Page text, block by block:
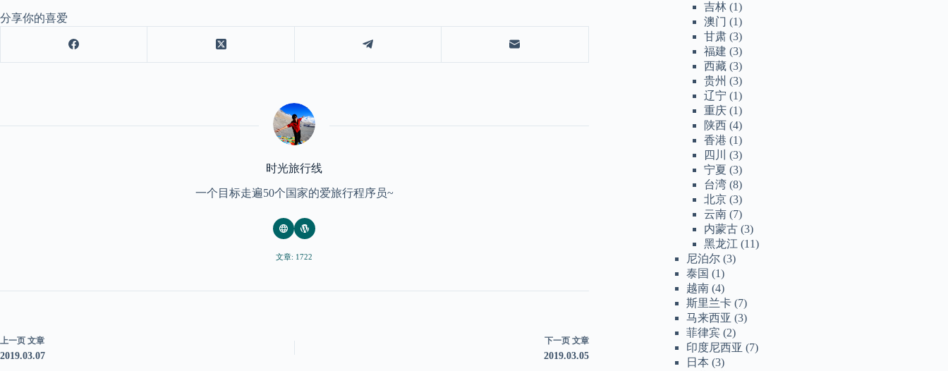
分享你的喜爱
时光旅行线
一个目标走遍50个国家的爱旅行程序员~
文章: 1722
上一页 文章
2019.03.07
下一页 文章
2019.03.05
吉林 (1)
澳门 (1)
甘肃 (3)
福建 (3)
西藏 (3)
贵州 (3)
辽宁 (1)
重庆 (1)
陕西 (4)
香港 (1)
四川
(3)
宁夏 (3)
台湾 (8)
北京 (3)
云南 (7)
内蒙古 (3)
黑龙江 (11)
尼泊尔 (3)
泰国 (1)
越南 (4)
斯里兰卡 (7)
马来西亚 (3)
菲律宾 (2)
印度尼西亚 (7)
日本 (3)